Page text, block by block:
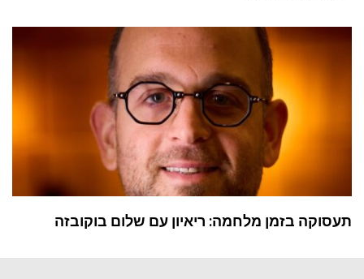
תעסוקה בזמן מלחמה: ריאיון עם שלום בוקובזה